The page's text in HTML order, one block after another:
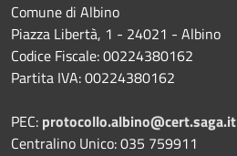
Comune di Albino
Piazza Libertà, 1 - 24021 - Albino
Codice Fiscale: 00224380162
Partita IVA: 00224380162
PEC: protocollo.albino@cert.saga.it
Centralino Unico: 035 759911